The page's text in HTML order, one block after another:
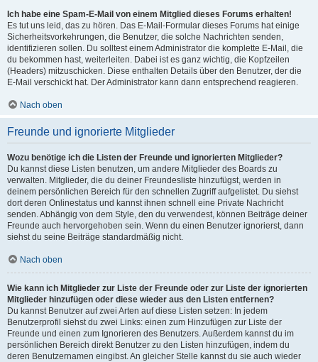
Ich habe eine Spam-E-Mail von einem Mitglied dieses Forums erhalten!
Es tut uns leid, das zu hören. Das E-Mail-Formular dieses Forums hat einige
Sicherheitsvorkehrungen, die Benutzer, die solche Nachrichten senden,
identifizieren sollen. Du solltest einem Administrator die komplette E-Mail, die
du bekommen hast, weiterleiten. Dabei ist es ganz wichtig, die Kopfzeilen
(Headers) mitzuschicken. Diese enthalten Details über den Benutzer, der die
E-Mail verschickt hat. Der Administrator kann dann entsprechend reagieren.
Nach oben
Freunde und ignorierte Mitglieder
Wozu benötige ich die Listen der Freunde und ignorierten Mitglieder?
Du kannst diese Listen benutzen, um andere Mitglieder des Boards zu
verwalten. Mitglieder, die du deiner Freundesliste hinzufügst, werden in
deinem persönlichen Bereich für den schnellen Zugriff aufgelistet. Du siehst
dort deren Onlinestatus und kannst ihnen schnell eine Private Nachricht
senden. Abhängig von dem Style, den du verwendest, können Beiträge deiner
Freunde auch hervorgehoben sein. Wenn du einen Benutzer ignorierst, dann
siehst du seine Beiträge standardmäßig nicht.
Nach oben
Wie kann ich Mitglieder zur Liste der Freunde oder zur Liste der ignorierten
Mitglieder hinzufügen oder diese wieder aus den Listen entfernen?
Du kannst Benutzer auf zwei Arten auf diese Listen setzen: In jedem
Benutzerprofil siehst du zwei Links: einen zum Hinzufügen zur Liste der
Freunde und einen zum Ignorieren des Benutzers. Außerdem kannst du im
persönlichen Bereich direkt Benutzer zu den Listen hinzufügen, indem du
deren Benutzernamen eingibst. An gleicher Stelle kannst du sie auch wieder